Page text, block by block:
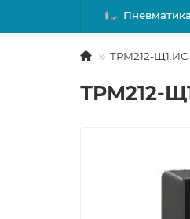
Пневматика
ТРМ212-Щ1.ИС
ТРМ212-